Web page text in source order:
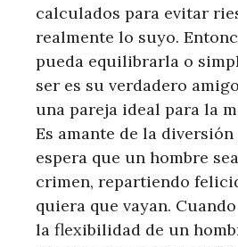
calculados para evitar
realmente lo suyo.
pueda equilibrarla o
ser es su verdadero
una pareja ideal para la
Es amante de la
espera que un hombre
crimen, repartiendo
quiera que vayan.
la flexibilidad de un